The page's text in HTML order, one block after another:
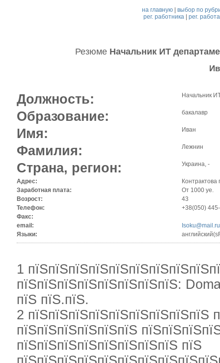
на главную |выбор по
рег. работника| рег.
Резюме Начальник ИТ
Должность: Начальник
Образование: бакалавр
Имя: Иван
Фамилия: Лежнин
Страна, регион: Украина, -
Адрес:
Контрактова
Заработная плата:
От 1000 уе.
Возрост:
43
Телефон:
+38(050)
Факс:
email:
Isoku@mail.ru
Языки:
1
пїЅпїЅпїЅпїЅпїЅпїЅпїЅпїЅ:
пїЅ пїЅ.пїЅ.
2 пїЅпїЅпїЅпїЅпїЅпїЅпїЅпїЅпїЅ
пїЅпїЅпїЅпїЅпїЅпїЅ
пїЅпїЅпїЅпїЅпїЅпїЅпїЅпїЅ пїЅ